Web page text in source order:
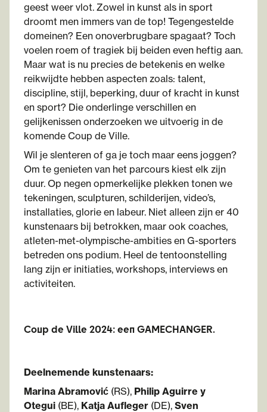
geest weer vlot. Zowel in kunst als in sport
droomt men immers van de top! Tegengestelde
domeinen? Een onoverbrugbare spagaat? Toch
voelen roem of tragiek bij beiden even heftig aan.
Maar wat is nu precies de betekenis en welke
reikwijdte hebben aspecten zoals: talent,
discipline, stijl, beperking, duur of kracht in kunst
en sport? Die onderlinge verschillen en
gelijkenissen onderzoeken we uitvoerig in de
komende Coup de Ville.
Wil je slenteren of ga je toch maar eens joggen?
Om te genieten van het parcours kiest elk zijn
duur. Op negen opmerkelijke plekken tonen we
tekeningen, sculpturen, schilderijen, video’s,
installaties, glorie en labeur. Niet alleen zijn er 40
kunstenaars bij betrokken, maar ook coaches,
atleten-met-olympische-ambities en G-sporters
betreden ons podium. Heel de tentoonstelling
lang zijn er initiaties, workshops, interviews en
activiteiten.
Coup de Ville 2024: een GAMECHANGER.
Deelnemende kunstenaars:
Marina Abramović (RS), Philip Aguirre y
Otegui (BE), Katja Aufleger (DE), Sven